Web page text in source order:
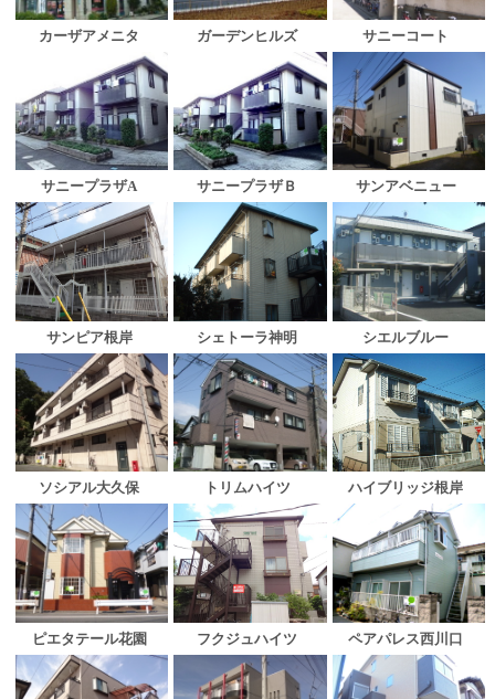
カーザアメニタ ガーデンヒルズ サニーコート
サニープラザA サニープラザＢ サンアベニュー
サンピア根岸 シェトーラ神明 シエルブルー
ソシアル大久保 トリムハイツ ハイブリッジ根岸
ピエタテール花園 フクジュハイツ ペアパレス西川口